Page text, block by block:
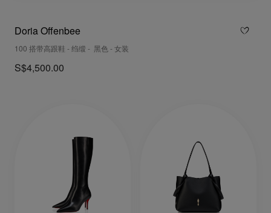
Doria Offenbee
100 搭带高跟鞋 - 绉缎 - 黑色 - 女装
S$4,500.00